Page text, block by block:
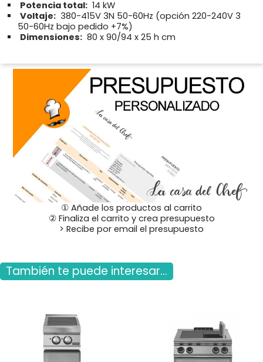
Potencia total: 14 kW
Voltaje: 380-415V 3N 50-60Hz (opción 220-240V 3
50-60Hz bajo pedido +7%)
Dimensiones: 80 x 90/94 x 25 h cm
① Añade los productos al carrito
② Finaliza el carrito y crea presupuesto
> Recibe por email el presupuesto
También te puede interesar...